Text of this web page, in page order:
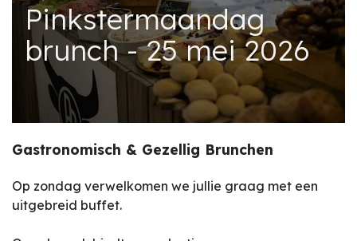
Pinkstermaandag
brunch - 25 mei 2026
Gastronomisch & Gezellig Brunchen
Op zondag verwelkomen we jullie graag met een
uitgebreid buffet.